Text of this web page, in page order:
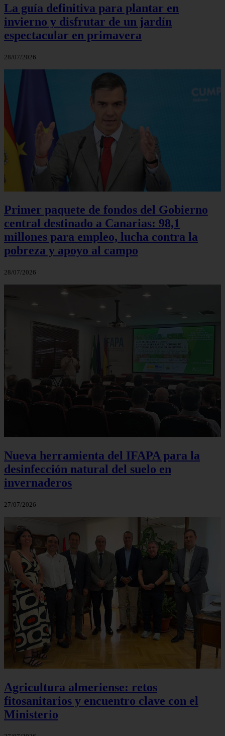
La guía definitiva para plantar en
invierno y disfrutar de un jardín
espectacular en primavera
28/07/2026
Primer paquete de fondos del Gobierno
central destinado a Canarias: 98,1
millones para empleo, lucha contra la
pobreza y apoyo al campo
28/07/2026
Nueva herramienta del IFAPA para la
desinfección natural del suelo en
invernaderos
27/07/2026
Agricultura almeriense: retos
fitosanitarios y encuentro clave con el
Ministerio